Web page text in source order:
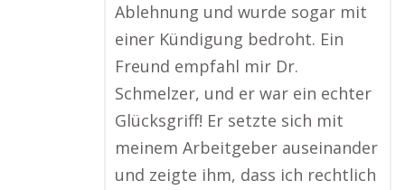
Ablehnung und wurde sogar mit
einer Kündigung bedroht. Ein
Freund empfahl mir Dr.
Schmelzer, und er war ein echter
Glücksgriff! Er setzte sich mit
meinem Arbeitgeber auseinander
und zeigte ihm, dass ich rechtlich